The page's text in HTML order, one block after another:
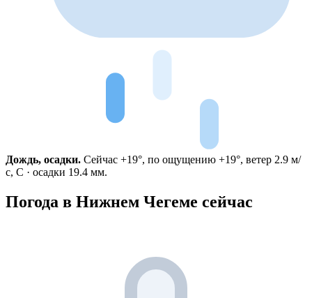
Дождь, осадки. Сейчас +19°, по ощущению +19°, ветер 2.9 м/
с, С · осадки 19.4 мм.
Погода в Нижнем Чегеме сейчас